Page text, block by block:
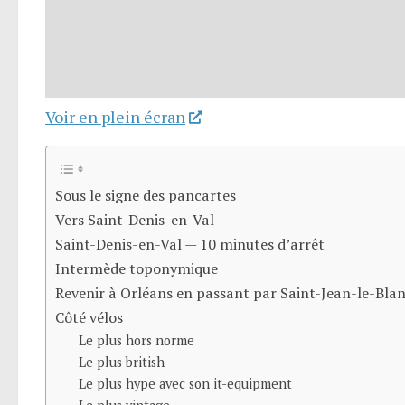
Voir en plein écran
Sous le signe des pancartes
Vers Saint-Denis-en-Val
Saint-Denis-en-Val — 10 minutes d’arrêt
Intermède toponymique
Revenir à Orléans en passant par Saint-Jean-le-
Côté vélos
Le plus hors norme
Le plus british
Le plus hype avec son it-equipment